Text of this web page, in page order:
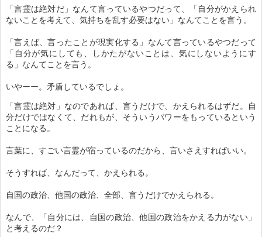
「言霊は絶対だ」なんて言っているやつだって、「自分がかえられ
ないことを考えて、気持ちを乱す必要はない」なんてことを言う。
「言えば、言ったことが現実化する」なんて言っているやつだって
「自分が気にしても、しかたがないことは、気にしないようにす
る」なんてことを言う。
いやーー。矛盾しているでしょ。
「言霊は絶対」なのであれば、言うだけで、かえられるはずだ。自
分だけではなくて、だれもが、そういうパワーをもっているという
ことになる。
言葉に、すごい言霊が宿っているのだから、言いさえすればいい。
そうすれば、なんだって、かえられる。
自国の政治、他国の政治、全部、言うだけでかえられる。
なんで、「自分には、自国の政治、他国の政治をかえる力がない」
と考えるのだ？